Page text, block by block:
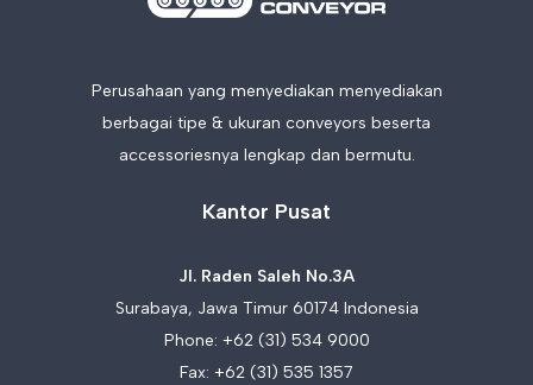
Perusahaan yang menyediakan menyediakan
berbagai tipe & ukuran conveyors beserta
accessoriesnya lengkap dan bermutu.
Kantor Pusat
Jl. Raden Saleh No.3A
Surabaya, Jawa Timur 60174 Indonesia
Phone: +62 (31) 534 9000
Fax: +62 (31) 535 1357